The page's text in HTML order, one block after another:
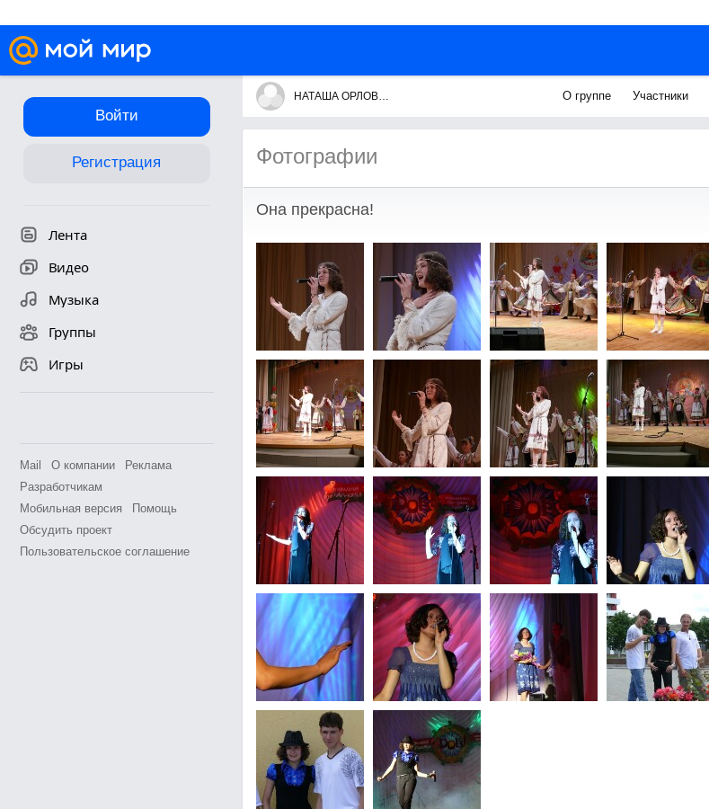
Войти
Регистрация
Лента
Видео
Музыка
Группы
Игры
Mail О компании
Реклама
Разработчикам
Мобильная версия
Помощь
Обсудить проект
Пользовательское соглашение
НАТАША ОРЛОВА поёт очень клёво! О группе Участники
Фотографии
Она прекрасна!